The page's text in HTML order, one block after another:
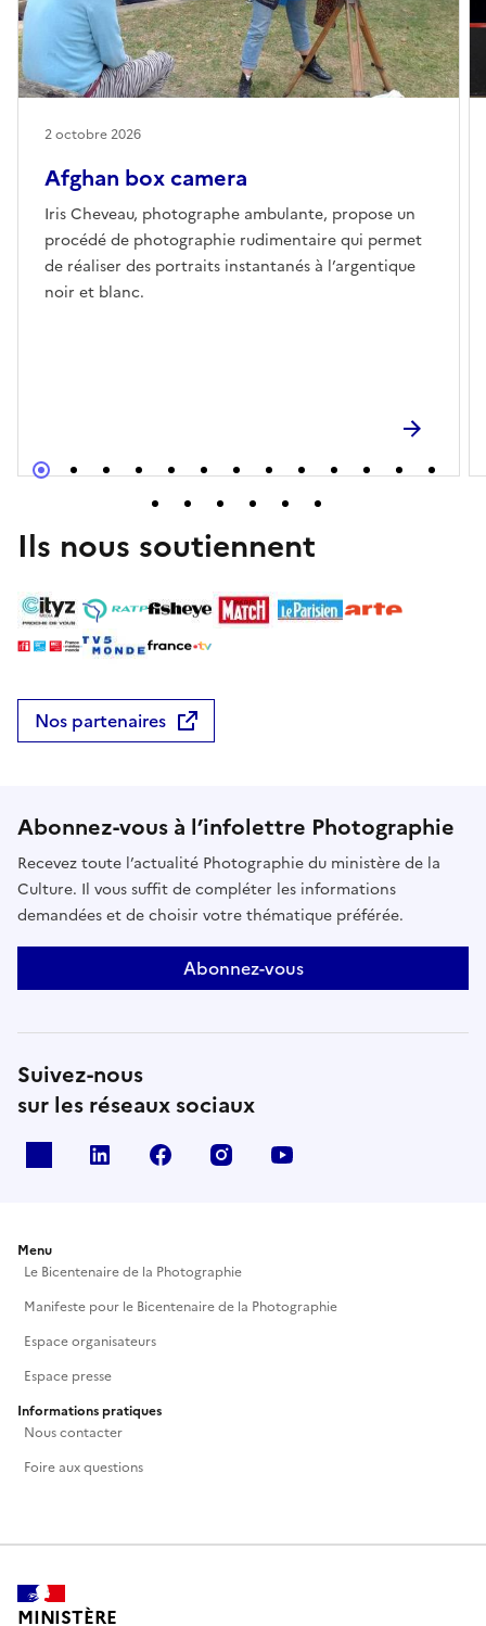
Afghan box camera
Iris Cheveau, photographe ambulante, propose un
procédé de photographie rudimentaire qui permet
de réaliser des portraits instantanés à l’argentique
noir et blanc.
2 octobre 2026
Ils nous soutiennent
Nos partenaires
Abonnez-vous à l’infolettre Photographie
Recevez toute l’actualité Photographie du ministère de la
Culture. Il vous suffit de compléter les informations
demandées et de choisir votre thématique préférée.
Abonnez-vous
Suivez-nous
sur les réseaux sociaux
Linkedin Facebook Instagram
Menu
Le Bicentenaire de la Photographie
Manifeste pour le Bicentenaire de la Photographie
Espace organisateurs
Espace presse
Informations pratiques
Nous contacter
Foire aux questions
MINISTÈRE